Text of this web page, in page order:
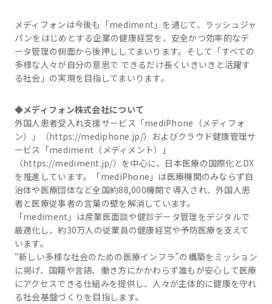
メディフォンは今後も「mediment」を通じて、ラッシュジャ
パンをはじめとする企業の健康経営を、安全かつ効率的なデ
ータ管理の側面から後押ししてまいります。そして「すべての
多様な人々が自分の意思で できるだけ長くいきいきと活躍す
る社会」の実現を目指してまいります。
◆メディフォン株式会社について
外国人患者受入れ支援サービス「mediPhone（メディフォ
ン）」（https://mediphone.jp/）およびクラウド健康管理サ
ービス「mediment（メディメント）」
（https://mediment.jp/）を中心に、日本医療の国際化とDX
を推進しています。「mediPhone」は医療機関のみならず自
治体や医療団体など全国約88,000機関で導入され、外国人患
者と医療従事者の言葉の壁を解消しています。
「mediment」は産業医面談や健診データ管理をデジタルで
最適化し、約30万人の従業員の健康経営や予防医療を支えて
います。
“新しい多様な社会のための医療インフラ”の構築をミッション
に掲げ、国籍や言語、働き方にかかわらず誰もが安心して医療
にアクセスできる仕組みを提供し、人々が主体的に健康を守れ
る社会基盤づくりを目指します。